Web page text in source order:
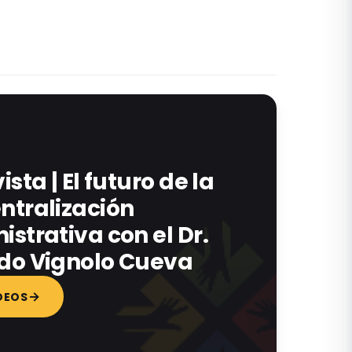
| El futuro de la
con el Dr.
Vignolo Cueva